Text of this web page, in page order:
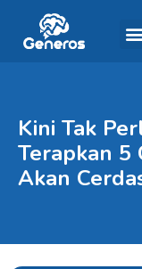
Kini Tak
Terapkan 5
Akan